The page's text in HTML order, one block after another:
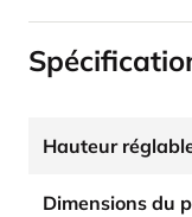
Hauteur
Dimensions du